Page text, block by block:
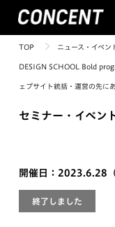
TOP ニュース・イベン
DESIGN SCHOOL Bold
ェブサイト統括・運営の先に
セミナー・イベン
開催日：2023.6.28（
終了しました